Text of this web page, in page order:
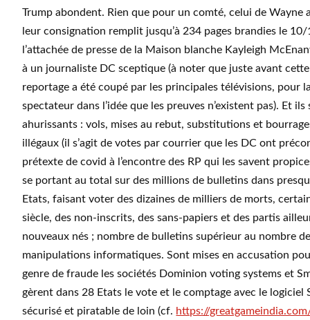
Trump abondent. Rien que pour un comté, celui de Wayne
leur consignation remplit jusqu’à 234 pages brandies le
l’attachée de presse de la Maison blanche Kayleigh
à un journaliste DC sceptique (à noter que juste avant
reportage a été coupé par les principales télévisions, pour
spectateur dans l’idée que les preuves n’existent pas). Et ils
ahurissants : vols, mises au rebut, substitutions et
illégaux (il s’agit de votes par courrier que les DC ont
prétexte de covid à l’encontre des RP qui les savent
se portant au total sur des millions de bulletins dans
Etats, faisant voter des dizaines de milliers de morts,
siècle, des non-inscrits, des sans-papiers et des partis
nouveaux nés ; nombre de bulletins supérieur au nombre
manipulations informatiques. Sont mises en accusation
genre de fraude les sociétés Dominion voting systems et
gèrent dans 28 Etats le vote et le comptage avec le logiciel
sécurisé et piratable de loin (cf. https://